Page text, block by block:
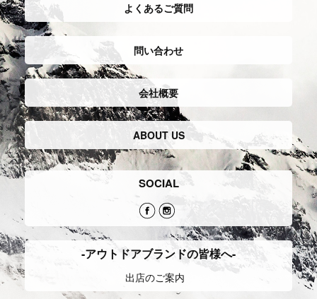
よくあるご質問
問い合わせ
会社概要
ABOUT US
SOCIAL
-アウトドアブランドの皆様へ-
出店のご案内